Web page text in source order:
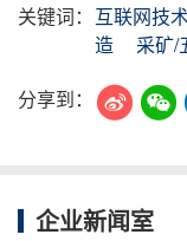
关键词： 互联网技
造
采矿/
分享到：
企业新闻室